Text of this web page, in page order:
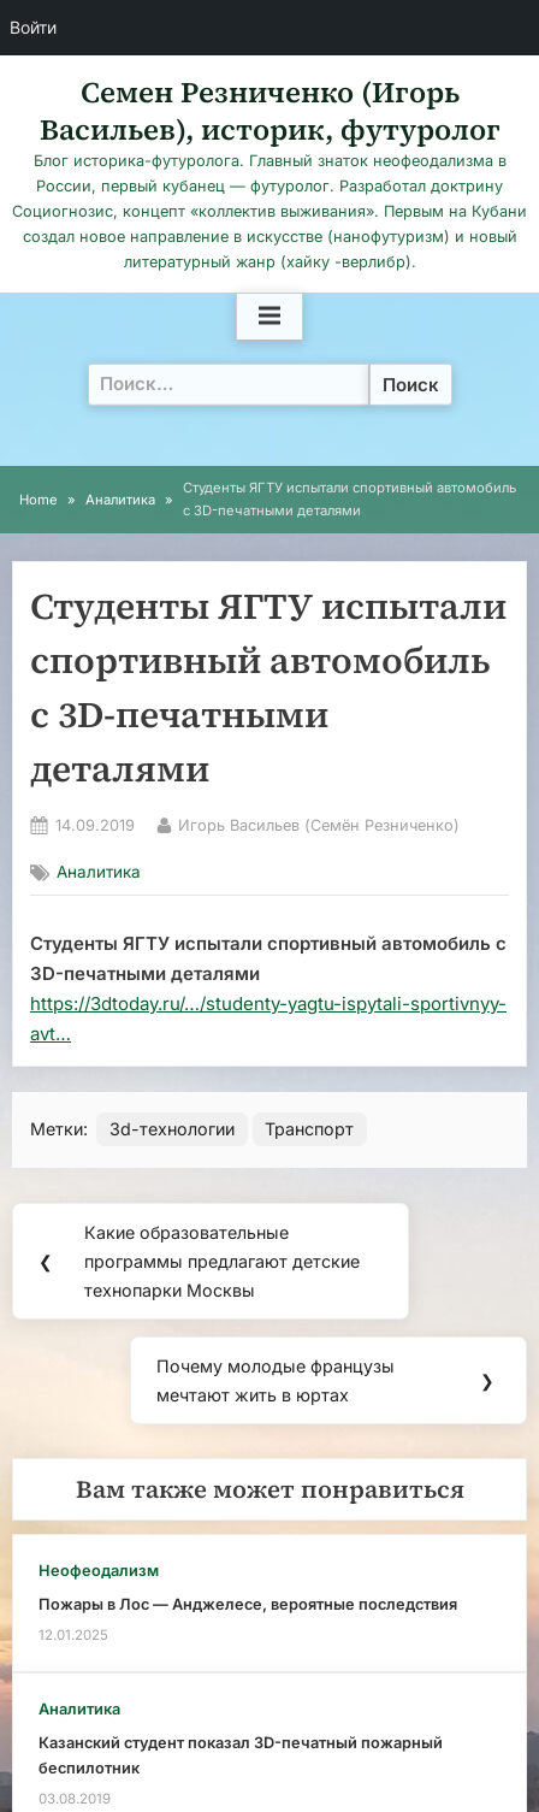
Войти
content
Семен Резниченко (Игорь
Васильев), историк, футуролог
Блог историка-футуролога. Главный знаток неофеодализма в
России, первый кубанец — футуролог. Разработал доктрину
Социогнозис, концепт «коллектив выживания». Первым на Кубани
создал новое направление в искусстве (нанофутуризм) и новый
литературный жанр (хайку -верлибр).
Найти:
Home Аналитика
Студенты ЯГТУ испытали спортивный автомобиль
c 3D-печатными деталями
Студенты ЯГТУ испытали
спортивный автомобиль
c 3D-печатными
деталями
Posted
14.09.2019 By
Игорь Васильев (Семён Резниченко)
Аналитика
Студенты ЯГТУ испытали спортивный автомобиль c
3D-печатными деталями
https://3dtoday.ru/…/studenty-yagtu-ispytali-sportivnyy-
avt…
Метки: 3d-технологии Транспорт
Навигация
по
записям
❮
Предыдущая
запись:
Какие образовательные
программы предлагают детские
технопарки Москвы
Следующая
запись:
Почему молодые французы
мечтают жить в юртах
❯
Вам также может понравиться
Неофеодализм
Пожары в Лос — Анджелесе, вероятные последствия
12.01.2025
Аналитика
Казанский студент показал 3D-печатный пожарный
беспилотник
03.08.2019